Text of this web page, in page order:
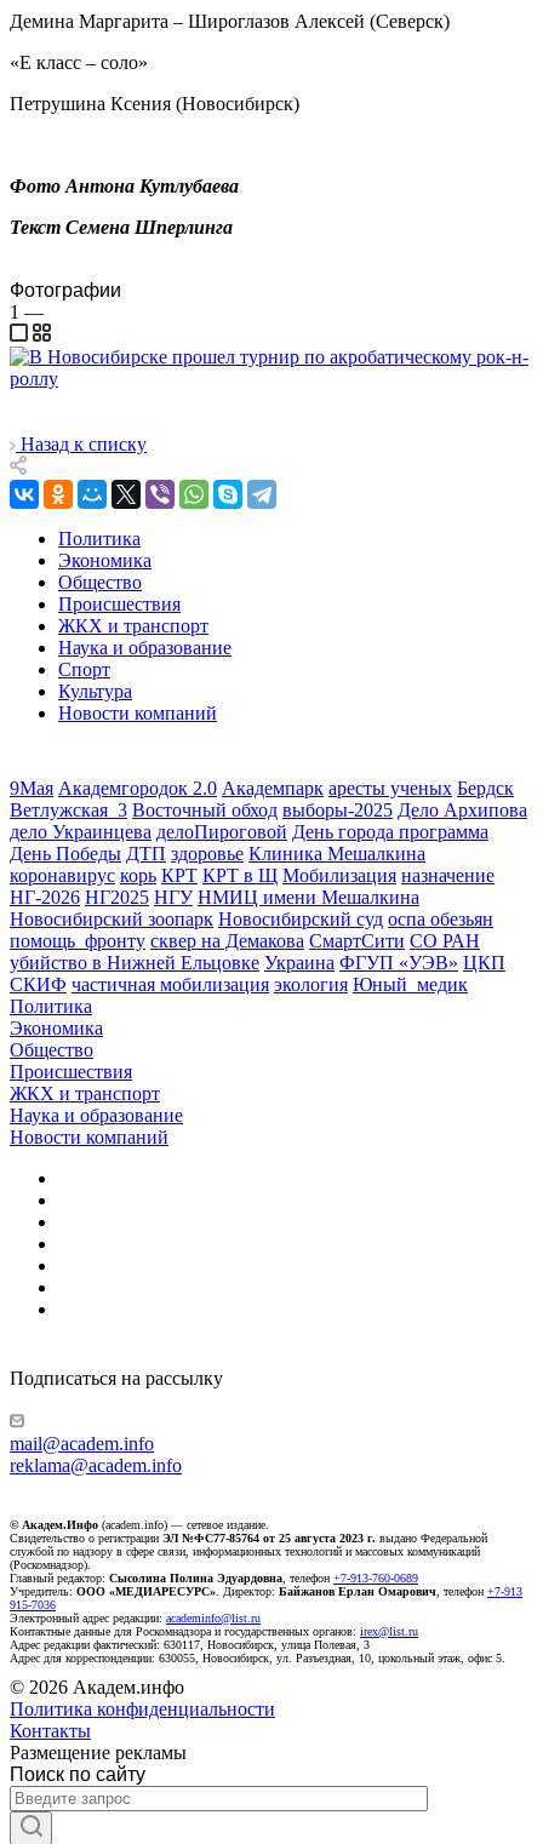
Демина Маргарита – Широглазов Алексей (Северск)
«Е класс – соло»
Петрушина Ксения (Новосибирск)
Фото Антона Кутлубаева
Текст Семена Шперлинга
Фотографии
1 —
Назад к списку
Политика
Экономика
Общество
Происшествия
ЖКХ и транспорт
Наука и образование
Спорт
Культура
Новости компаний
9Мая Академгородок 2.0 Академпарк аресты ученых Бердск
Ветлужская_3 Восточный обход выборы-2025 Дело Архипова
дело Украинцева делоПироговой День города программа
День Победы ДТП здоровье Клиника Мешалкина
коронавирус корь КРТ КРТ в Щ Мобилизация назначение
НГ-2026 НГ2025 НГУ НМИЦ имени Мешалкина
Новосибирский зоопарк Новосибирский суд оспа обезьян
помощь_фронту сквер на Демакова СмартСити СО РАН
убийство в Нижней Ельцовке Украина ФГУП «УЭВ» ЦКП
СКИФ частичная мобилизация экология Юный_медик
Политика
Экономика
Общество
Происшествия
ЖКХ и транспорт
Наука и образование
Новости компаний
Подписаться на рассылку
mail@academ.info
reklama@academ.info
© Академ.Инфо (academ.info) — сетевое издание.
Свидетельство о регистрации ЭЛ №ФС77-85764 от 25 августа 2023 г. выдано Федеральной
службой по надзору в сфере связи, информационных технологий и массовых коммуникаций
(Роскомнадзор).
Главный редактор: Сысолина Полина Эдуардовна , телефон +7-913-760-0689
Учредитель: ООО «МЕДИАРЕСУРС» . Директор: Байжанов Ерлан Омарович , телефон +7-913
915-7036
Электронный адрес редакции: academinfo@list.ru
Контактные данные для Роскомнадзора и государственных органов: irex@list.ru
Адрес редакции фактический: 630117, Новосибирск, улица Полевая, 3
Адрес для корреспонденции: 630055, Новосибирск, ул. Разъездная, 10, цокольный этаж, офис 5.
© 2026 Академ.инфо
Политика конфиденциальности
Контакты
Размещение рекламы
Поиск по сайту